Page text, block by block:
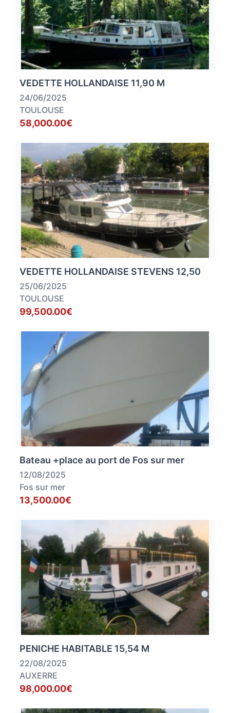
VEDETTE HOLLANDAISE 11,90 M
24/06/2025
TOULOUSE
58,000.00€
VEDETTE HOLLANDAISE STEVENS 12,50
25/06/2025
TOULOUSE
99,500.00€
Bateau +place au port de Fos sur mer
12/08/2025
Fos sur mer
13,500.00€
PENICHE HABITABLE 15,54 M
22/08/2025
AUXERRE
98,000.00€